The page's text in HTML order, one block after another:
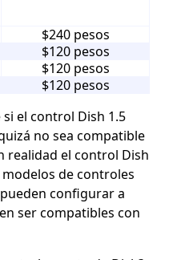
$240 pesos
$120 pesos
$120 pesos
$120 pesos
el control Dish 1.5
no sea compatible
realidad el control Dish
de controles
configurar a
ser compatibles con